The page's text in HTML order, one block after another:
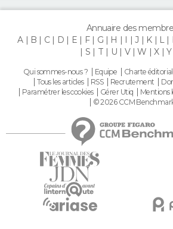
Annuaire des
A
B C D E F G H J K L
S
T U V W X Y
Qui sommes-nous ? Equipe Charte
Tous les articles
RSS Recrutement
Paramétrer les cookies
Gérer Utiq Mentions
© 2026 CCM